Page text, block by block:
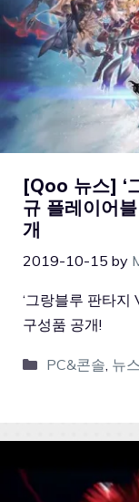
[Qoo 뉴스] ‘
규 플레이어블
개
2019-10-15 by
‘그랑블루 판타지
구성품 공개!
PC&콘솔 뉴스